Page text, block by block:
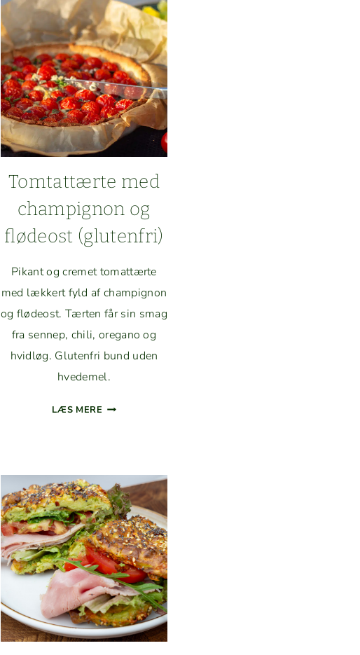
Tom­tat­tærte med
champignon og
flødeost (gluten­fri)
Pikant og cremet tomat­tærte
med lækkert fyld af champignon
og flødeost. Tærten får sin smag
fra sen­nep, chili, oregano og
hvidløg. Gluten­fri bund uden
hvedemel.
LÆS MERE TOM­
CHAMPIGNON
OG
FLØDEOST
(GLUTEN­
FRI)